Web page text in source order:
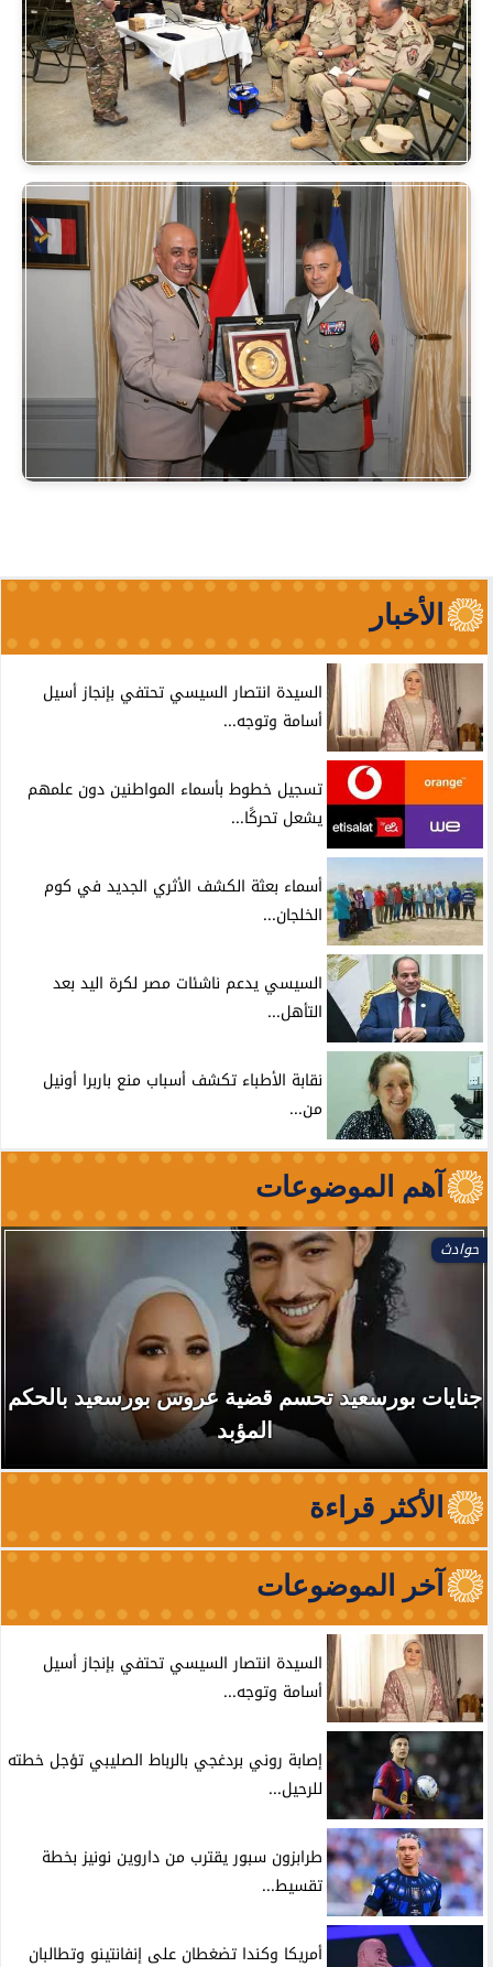
الأخبار
السيدة انتصار السيسي تحتفي بإنجاز أسيل
أسامة وتوجه...
تسجيل خطوط بأسماء المواطنين دون علمهم
يشعل تحركًا...
أسماء بعثة الكشف الأثري الجديد في كوم
الخلجان...
السيسي يدعم ناشئات مصر لكرة اليد بعد
التأهل...
نقابة الأطباء تكشف أسباب منع باربرا أونيل
من...
آهم الموضوعات
فنون
محمود الخطيب بطل مسلسل جديد.. قصة «بيبو» من
الملاعب إلى رئاسة الأهلي
الأكثر قراءة
آخر الموضوعات
السيدة انتصار السيسي تحتفي بإنجاز أسيل
أسامة وتوجه...
إصابة روني بردغجي بالرباط الصليبي تؤجل خطته
للرحيل...
طرابزون سبور يقترب من داروين نونيز بخطة
تقسيط...
أمريكا وكندا تضغطان على إنفانتينو وتطالبان